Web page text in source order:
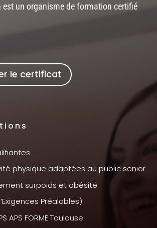
est un organisme de formation certifié
le certificat
physique adaptées au public senior
surpoids et obésité
Préalables)
APS FORME Toulouse